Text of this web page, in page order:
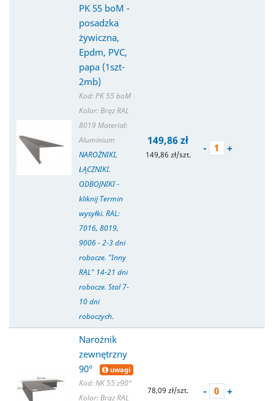
PK 55 boM -
posadzka
żywiczna,
Epdm, PVC,
papa (1szt-
2mb)
Kod: PK 55 boM
Kolor: Brąz RAL
8019 Materiał:
Aluminium
NAROŻNIKI,
ŁĄCZNIKI.
ODBOJNIKI -
kliknij Termin
wysyłki. RAL:
7016, 8019,
9006 - 2-3 dni
robocze. "Inny
RAL" 14-21 dni
robocze. Stal 7-
10 dni
roboczych.
149,86 zł
149,86 zł/szt.
- +
Narożnik
zewnętrzny
90°
uwagi
Kod: NK 55 z90°
Kolor: Brąz RAL
78,09 zł/szt. - +